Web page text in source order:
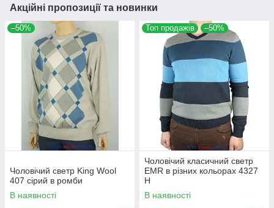
Акційні пропозиції та новинки
–50%
Чоловічий светр King Wool
407 сірий в ромби
В наявності
Топ продажів –50%
Чоловічий класичний светр
EMR в різних кольорах 4327
Н
В наявності